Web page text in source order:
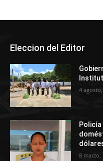
Eleccion del Editor
4
Policía
8 marzo,